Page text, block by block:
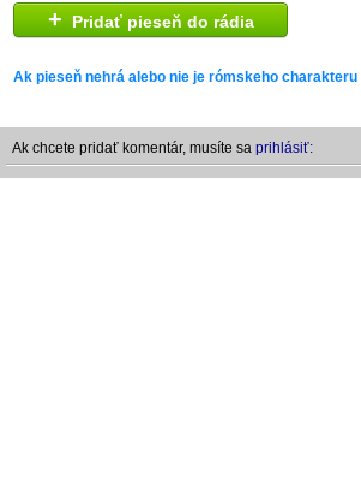
+ Pridať pieseň do rádia
Ak pieseň nehrá alebo nie je rómskeho charakteru
Ak chcete pridať komentár, musíte sa prihlásiť: